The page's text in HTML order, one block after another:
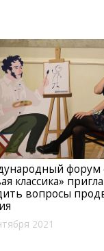
форум
классика»
вопросы
2021